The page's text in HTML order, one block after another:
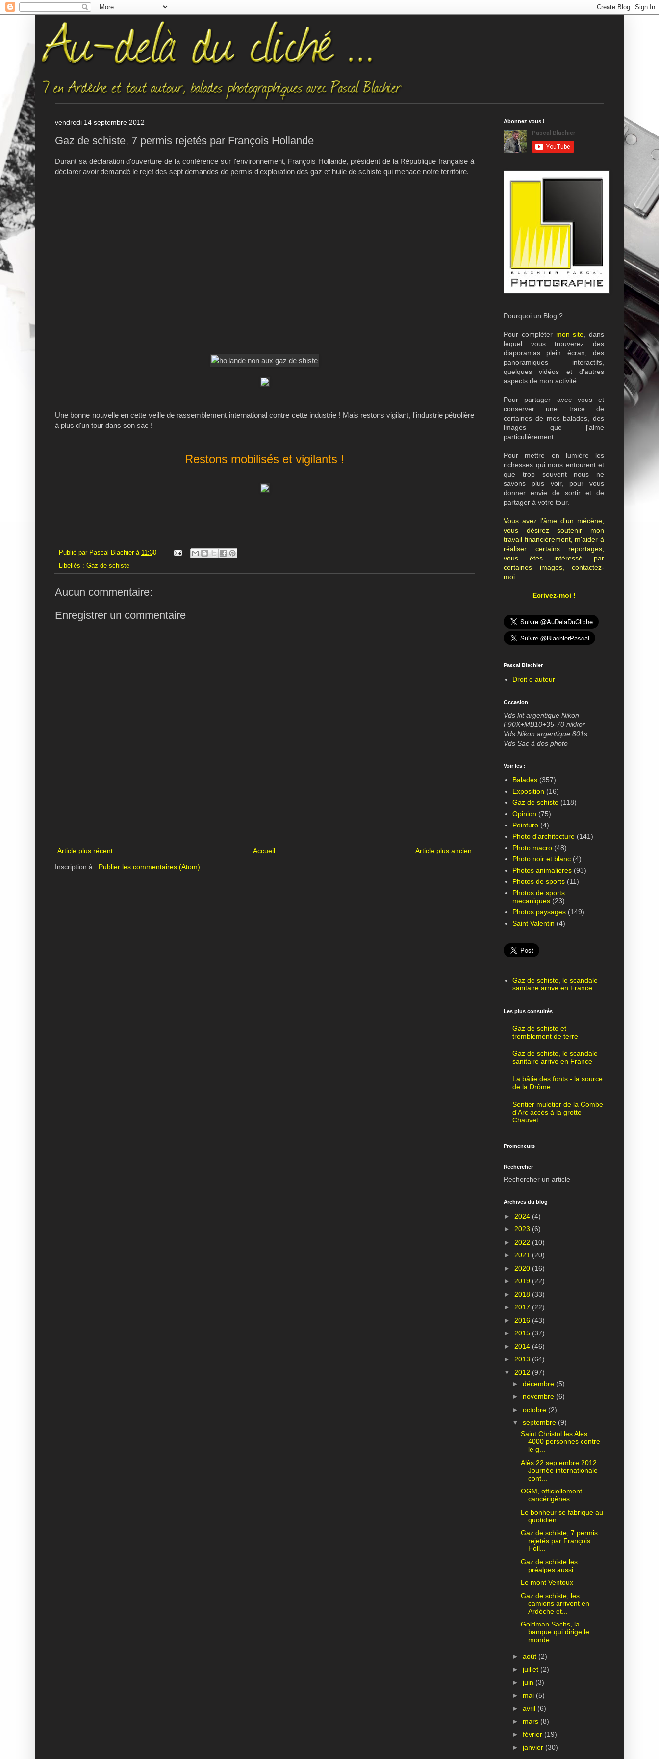
vendredi 14 septembre 2012
Gaz de schiste, 7 permis rejetés par François Hollande
Durant sa déclaration d'ouverture de la conférence sur l'environnement, François Hollande, président de la République française à
déclarer avoir demandé le rejet des sept demandes de permis d'exploration des gaz et huile de schiste qui menace notre territoire.
Une bonne nouvelle en cette veille de rassemblement international contre cette industrie ! Mais restons vigilant, l'industrie pétrolière
à plus d'un tour dans son sac !
Restons mobilisés et vigilants !
Publié par Pascal Blachier à 11:30
Libellés : Gaz de schiste
Aucun commentaire:
Enregistrer un commentaire
Article plus récent Article plus ancien
Accueil
Inscription à : Publier les commentaires (Atom)
Abonnez vous !
Pourquoi un Blog ?
Pour compléter mon site , dans
lequel vous trouverez des
diaporamas plein écran, des
panoramiques interactifs,
quelques vidéos et d'autres
aspects de mon activité.
Pour partager avec vous et
conserver une trace de
certaines de mes balades, des
images que j'aime
particulièrement.
Pour mettre en lumière les
richesses qui nous entourent et
que trop souvent nous ne
savons plus voir, pour vous
donner envie de sortir et de
partager à votre tour.
Vous avez l'âme d'un mécène,
vous désirez soutenir mon
travail financièrement, m'aider à
réaliser certains reportages,
vous êtes intéressé par
certaines images, contactez-
moi.
Ecrivez-moi !
Pascal Blachier
Droit d auteur
Occasion
Vds kit argentique Nikon
F90X+MB10+35-70 nikkor
Vds Nikon argentique 801s
Vds Sac à dos photo
Voir les :
Balades (357)
Exposition (16)
Gaz de schiste (118)
Opinion (75)
Peinture (4)
Photo d'architecture (141)
Photo macro (48)
Photo noir et blanc (4)
Photos animalieres (93)
Photos de sports (11)
Photos de sports
mecaniques (23)
Photos paysages (149)
Saint Valentin (4)
Gaz de schiste, le scandale
sanitaire arrive en France
Les plus consultés
Gaz de schiste et
tremblement de terre
Gaz de schiste, le scandale
sanitaire arrive en France
La bâtie des fonts - la source
de la Drôme
Sentier muletier de la Combe
d'Arc accès à la grotte
Chauvet
Promeneurs
Rechercher
Rechercher un article
Archives du blog
► 2024 (4)
► 2023 (6)
► 2022 (10)
► 2021 (20)
► 2020 (16)
► 2019 (22)
► 2018 (33)
► 2017 (22)
► 2016 (43)
► 2015 (37)
► 2014 (46)
► 2013 (64)
▼ 2012 (97)
► décembre (5)
► novembre (6)
► octobre (2)
▼ septembre (9)
Saint Christol les Ales
4000 personnes contre
le g...
Alès 22 septembre 2012
Journée internationale
cont...
OGM, officiellement
cancérigènes
Le bonheur se fabrique au
quotidien
Gaz de schiste, 7 permis
rejetés par François
Holl...
Gaz de schiste les
préalpes aussi
Le mont Ventoux
Gaz de schiste, les
camions arrivent en
Ardèche et...
Goldman Sachs, la
banque qui dirige le
monde
► août (2)
► juillet (2)
► juin (3)
► mai (5)
► avril (6)
► mars (8)
► février (19)
► janvier (30)